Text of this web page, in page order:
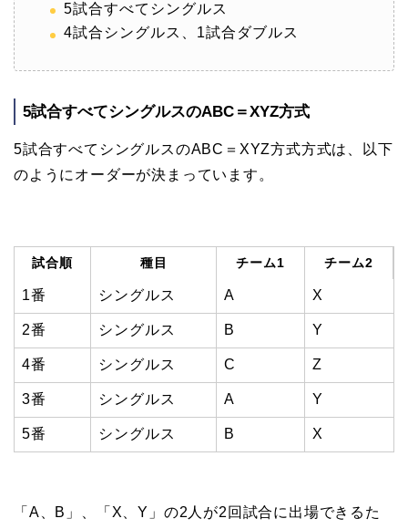
5試合すべてシングルス
4試合シングルス、1試合ダブルス
5試合すべてシングルスのABC＝XYZ方式
5試合すべてシングルスのABC＝XYZ方式方式は、以下
のようにオーダーが決まっています。
試合順 種目 チーム1 チーム2
1番 シングルス A X
2番 シングルス B Y
4番 シングルス C Z
3番 シングルス A Y
5番 シングルス B X
「A、B」、「X、Y」の2人が2回試合に出場できるた